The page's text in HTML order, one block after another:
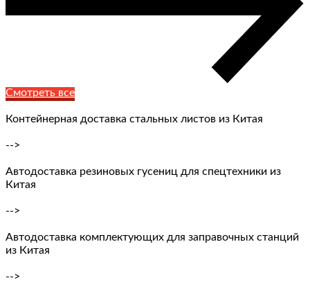
Смотреть все
Контейнерная доставка стальных листов из Китая
-->
Автодоставка резиновых гусениц для спецтехники из
Китая
-->
Автодоставка комплектующих для заправочных станций
из Китая
-->